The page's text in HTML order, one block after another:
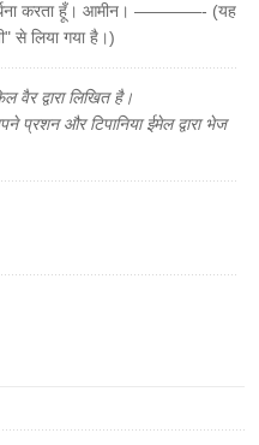
करता हूँ। आमीन। ————- (यह
से लिया गया है।)
द्वारा लिखित है।
प्रशन और टिपानिया ईमेल द्वारा भेज